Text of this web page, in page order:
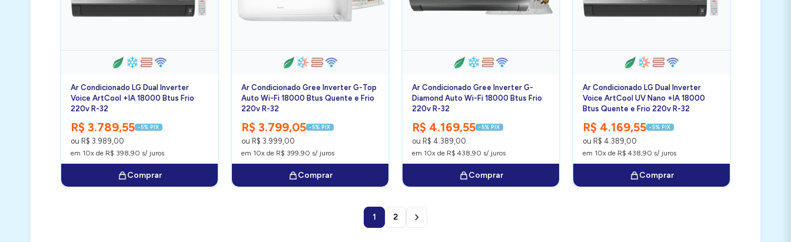
Ar Condicionado LG Dual Inverter
Voice ArtCool +IA 18000 Btus Frio
220v R-32
R$ 3.789,55 -5% PIX
ou R$ 3.989,00
em 10x de R$ 398,90 s/ juros
Comprar
Ar Condicionado Gree Inverter G-Top
Auto Wi-Fi 18000 Btus Quente e Frio
220v R-32
R$ 3.799,05 -5% PIX
ou R$ 3.999,00
em 10x de R$ 399,90 s/ juros
Comprar
Ar Condicionado Gree Inverter G-
Diamond Auto Wi-Fi 18000 Btus Frio
220v R-32
R$ 4.169,55 -5% PIX
ou R$ 4.389,00
em 10x de R$ 438,90 s/ juros
Comprar
Ar Condicionado LG Dual Inverter
Voice ArtCool UV Nano +IA 18000
Btus Quente e Frio 220v R-32
R$ 4.169,55 -5% PIX
ou R$ 4.389,00
em 10x de R$ 438,90 s/ juros
Comprar
1 2